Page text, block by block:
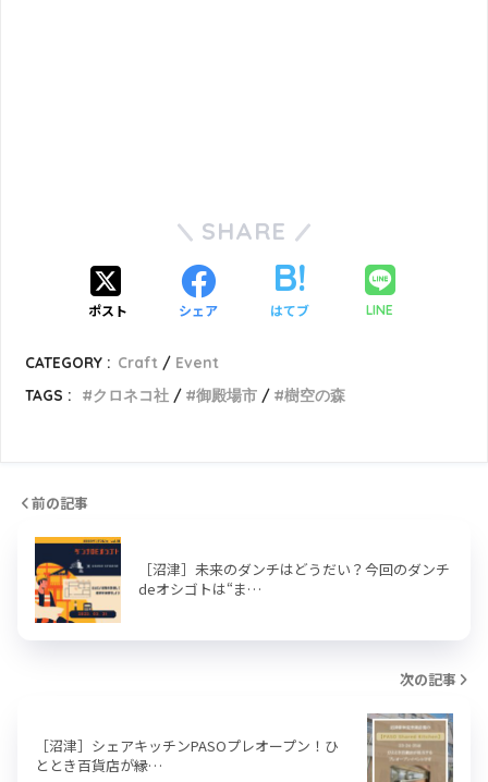
SHARE
ポスト シェア はてブ LINE
CATEGORY : Craft
Event
TAGS :
クロネコ社 御殿場市 樹空の森
前の記事
［沼津］未来のダンチはどうだい？今回のダンチ
deオシゴトは“ま…
次の記事
［沼津］シェアキッチンPASOプレオープン！ひ
ととき百貨店が縁…